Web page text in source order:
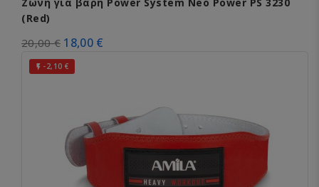
(Red)
20,00 € 18,00 €
 -2,10 €